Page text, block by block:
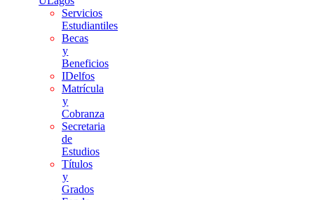
Servicios
Estudiantiles
Becas
y
Beneficios
IDelfos
Matrícula
y
Cobranza
Secretaria
de
Estudios
Títulos
y
Grados